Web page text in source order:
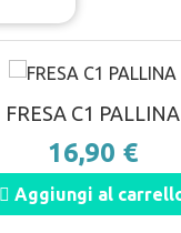
FRESA C1 PALLINA
16,90 €
Aggiungi al